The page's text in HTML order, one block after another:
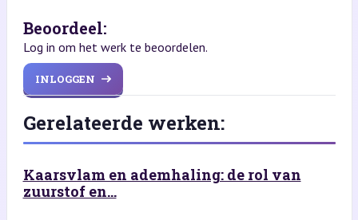
Beoordeel:
Log in om het werk te beoordelen.
INLOGGEN
Gerelateerde werken:
Kaarsvlam en ademhaling: de rol van
zuurstof en...